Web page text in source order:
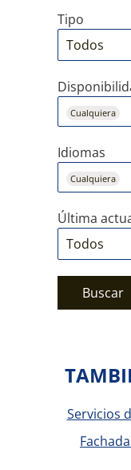
Tipo
Cualquiera
Idiomas
Cualquiera
Última
Buscar
Servicios